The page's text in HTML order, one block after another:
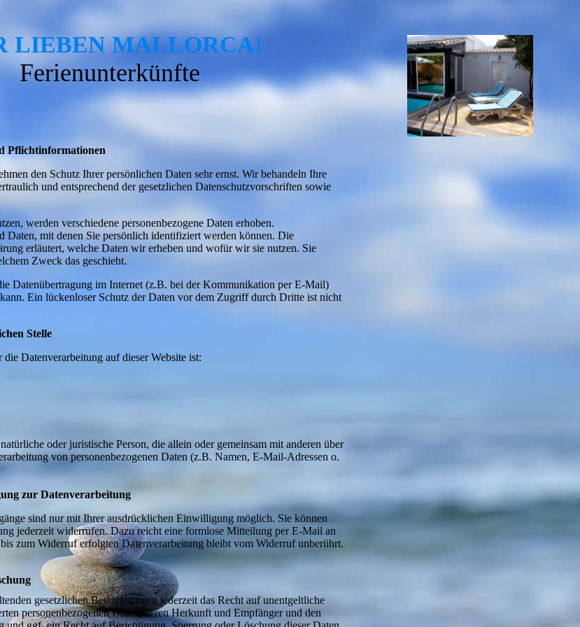
LIEBEN MALLORCA!
Ferienunterkünfte
Pflichtinformationen
den Schutz Ihrer persönlichen Daten sehr ernst. Wir behandeln Ihre
und entsprechend der gesetzlichen Datenschutzvorschriften sowie
werden verschiedene personenbezogene Daten erhoben.
Daten, mit denen Sie persönlich identifiziert werden können. Die
erläutert, welche Daten wir erheben und wofür wir sie nutzen. Sie
Zweck das geschieht.
Datenübertragung im Internet (z.B. bei der Kommunikation per E-Mail)
Ein lückenloser Schutz der Daten vor dem Zugriff durch Dritte ist nicht
Stelle
Datenverarbeitung auf dieser Website ist:
oder juristische Person, die allein oder gemeinsam mit anderen über
von personenbezogenen Daten (z.B. Namen, E-Mail-Adressen o.
zur Datenverarbeitung
sind nur mit Ihrer ausdrücklichen Einwilligung möglich. Sie können
jederzeit widerrufen. Dazu reicht eine formlose Mitteilung per E-Mail an
zum Widerruf erfolgten Datenverarbeitung bleibt vom Widerruf unberührt.
gesetzlichen Bestimmungen jederzeit das Recht auf unentgeltliche
personenbezogenen Daten, deren Herkunft und Empfänger und den